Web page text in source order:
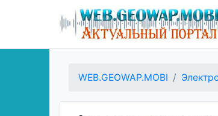
WEB.GEOWAP.MOBI